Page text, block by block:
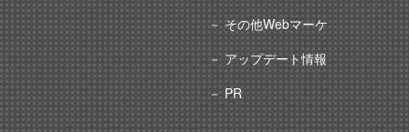
その他Webマーケ
アップデート情報
PR